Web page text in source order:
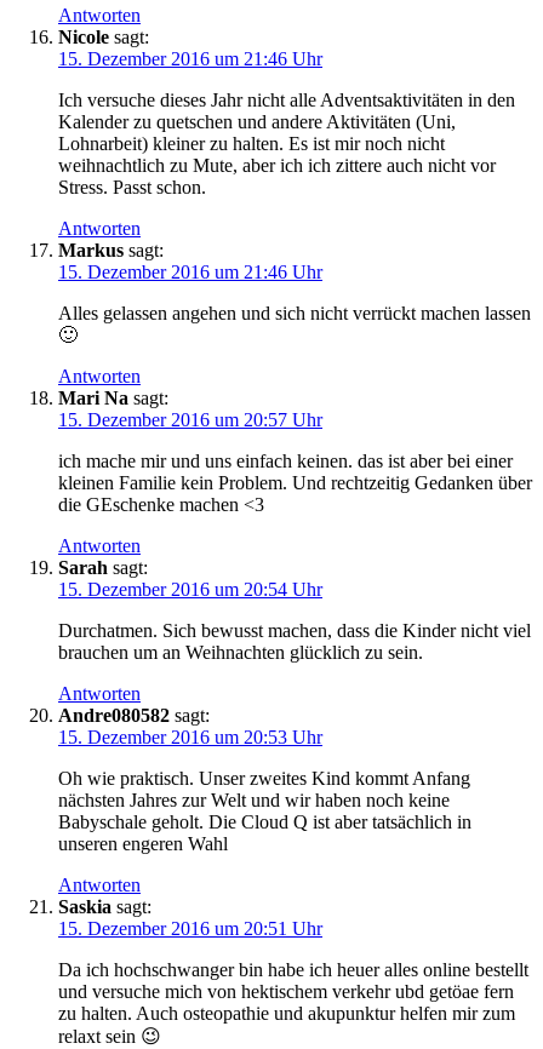
Antworten
Nicole sagt:
15. Dezember 2016 um 21:46 Uhr
Ich versuche dieses Jahr nicht alle Adventsaktivitäten in den
Kalender zu quetschen und andere Aktivitäten (Uni,
Lohnarbeit) kleiner zu halten. Es ist mir noch nicht
weihnachtlich zu Mute, aber ich ich zittere auch nicht vor
Stress. Passt schon.
Antworten
Markus sagt:
15. Dezember 2016 um 21:46 Uhr
Alles gelassen angehen und sich nicht verrückt machen lassen
🙂
Antworten
Mari Na sagt:
15. Dezember 2016 um 20:57 Uhr
ich mache mir und uns einfach keinen. das ist aber bei einer
kleinen Familie kein Problem. Und rechtzeitig Gedanken über
die GEschenke machen <3
Antworten
Sarah sagt:
15. Dezember 2016 um 20:54 Uhr
Durchatmen. Sich bewusst machen, dass die Kinder nicht viel
brauchen um an Weihnachten glücklich zu sein.
Antworten
Andre080582 sagt:
15. Dezember 2016 um 20:53 Uhr
Oh wie praktisch. Unser zweites Kind kommt Anfang
nächsten Jahres zur Welt und wir haben noch keine
Babyschale geholt. Die Cloud Q ist aber tatsächlich in
unseren engeren Wahl
Antworten
Saskia sagt:
15. Dezember 2016 um 20:51 Uhr
Da ich hochschwanger bin habe ich heuer alles online bestellt
und versuche mich von hektischem verkehr ubd getöae fern
zu halten. Auch osteopathie und akupunktur helfen mir zum
relaxt sein 😉